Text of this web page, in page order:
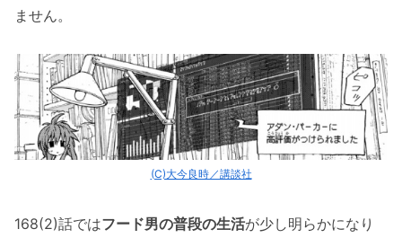
ません。
(C)大今良時／講談社
168(2)話ではフード男の普段の生活が少し明らかになり